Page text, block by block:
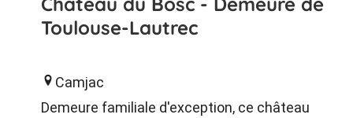
Toulouse-Lautrec
Camjac
Demeure familiale d'exception, ce château